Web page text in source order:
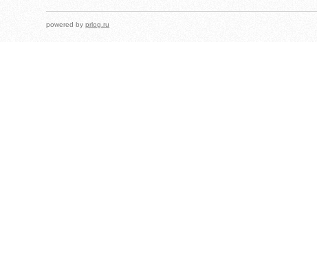
powered byprlog.ru